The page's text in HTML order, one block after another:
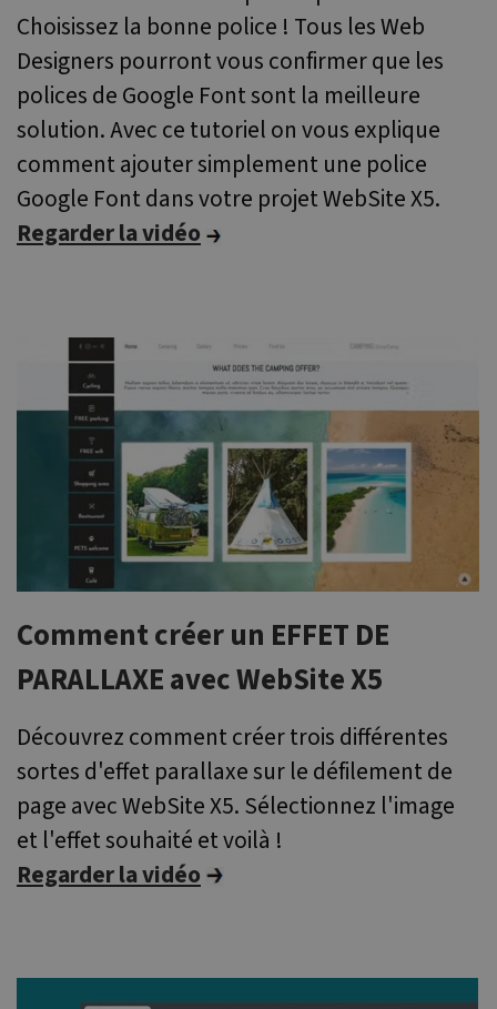
Choisissez la bonne police ! Tous les Web
Designers pourront vous confirmer que les
polices de Google Font sont la meilleure
solution. Avec ce tutoriel on vous explique
comment ajouter simplement une police
Google Font dans votre projet WebSite X5.
Regarder la vidéo
Comment créer un EFFET DE
PARALLAXE avec WebSite X5
Découvrez comment créer trois différentes
sortes d'effet parallaxe sur le défilement de
page avec WebSite X5. Sélectionnez l'image
et l'effet souhaité et voilà !
Regarder la vidéo